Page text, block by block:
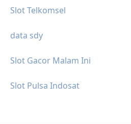
Slot Telkomsel
data sdy
Slot Gacor Malam Ini
Slot Pulsa Indosat